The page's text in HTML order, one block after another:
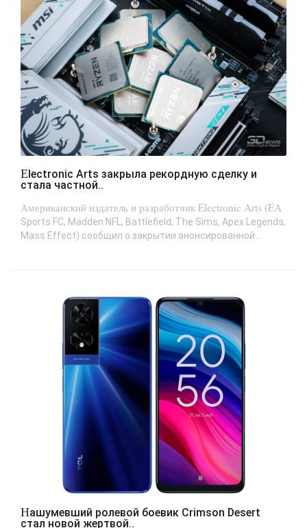
Electronic Arts закрыла рекордную сделку и
стала частной..
Американский издатель и разработчик Electronic Arts (EA
Sports FC, Madden NFL, Battlefield, The Sims, Apex Legends,
Mass Effect) сообщил о закрытии анонсированной...
Нашумевший ролевой боевик Crimson Desert
стал новой жертвой..